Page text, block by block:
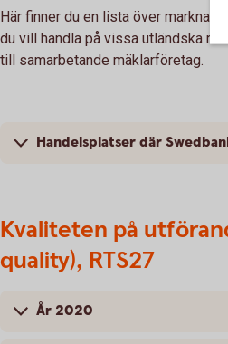
Här finner du en lista över
du vill handla på vissa utländska
till samarbetande mäklarföretag.
Handelsplatser där
Kvaliteten på
quality), RTS27
År 2020